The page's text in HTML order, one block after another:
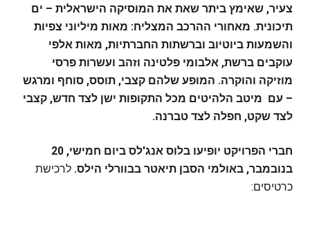
צעיר, שאימץ ביתר שאת את המוסיקה הישראלית – ים
תיכונית. מאחורי ההרכב המצליח: מאות מיליוני צפיות
והשמעות ביוטיוב וברשתות החברתיות, מאות אלפי
עוקבים ברשת, אלבומי פלטינה וזהב ועשרות פרסי
מוזיקה והוקרה. המופע שלהם קצבי, תוסס, סוחף ומרגש
– עם מיטב הלהיטים מכל התקופות ישן לצד חדש, קצבי
לצד שקט, חפלה לצד טברנה.
חברי הפרויקט יופיעו בלוס אנג'לס ביום חמישי, 20
בנובמבר, באולמי הסבן תיאטר בבוורלי הילס. לרכישת
כרטיסים: